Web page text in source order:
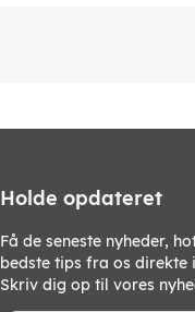
Holde opdateret
Få de seneste nyheder,
bedste tips fra os direkte
Skriv dig op til vores